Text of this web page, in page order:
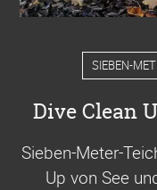
SIEBEN-
Dive Clean
Sieben-Meter-
Up von See